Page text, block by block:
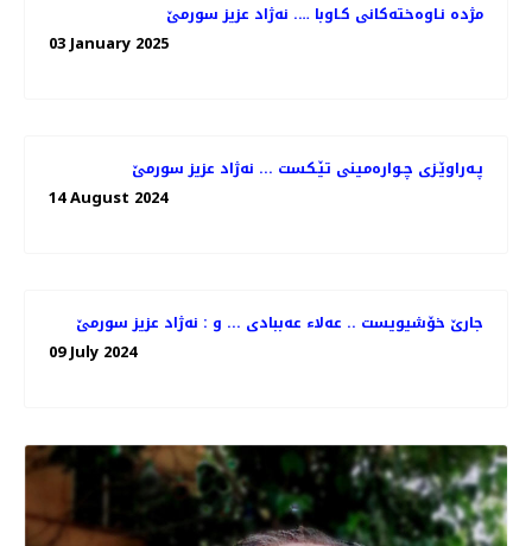
مژده‌ نـاوه‌خته‌كانی كـاوبا …. نه‌ژاد عزیز سورمێ
03 January 2025
پـه‌راوێـزی چـواره‌مینی تێـكست ... نه‌ژاد عزیز سورمێ
14 August 2024
جارێ خۆشیویست .. عەلا‌ء عەببادی ... و : نه‌ژاد عزیز سورمێ
09 July 2024